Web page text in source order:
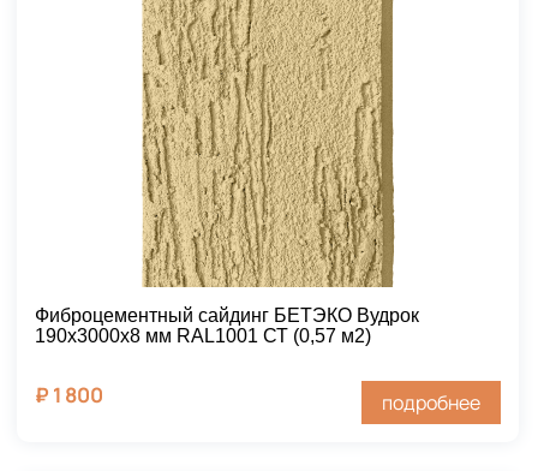
Фиброцементный сайдинг БЕТЭКО Вудрок
190х3000х8 мм RAL1001 СТ (0,57 м2)
₽ 1 800 подробнее